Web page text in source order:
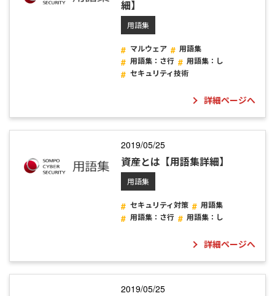
細】
用語集
マルウェア
用語集
用語集：さ行
用語集：し
セキュリティ技術
詳細ページへ
2019/05/25
資産とは【用語集詳細】
用語集
セキュリティ対策
用語集
用語集：さ行
用語集：し
詳細ページへ
2019/05/25